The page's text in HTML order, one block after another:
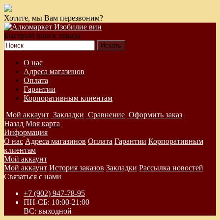
Хотите, мы Вам перезвоним?
Быстрый поиск товара
О нас
Адреса магазинов
Оплата
Гарантии
Корпоративным клиентам
Мой аккаунт Закладки Сравнение Оформить заказ
Назад Моя карта
Информация
О нас Адреса магазинов Оплата Гарантии Корпоративным
клиентам
Мой аккаунт
Мой аккаунт История заказов Закладки Рассылка новостей
Связаться с нами
+7 (902) 947-78-95
ПН-СБ: 10:00-21:00
ВС: выходной